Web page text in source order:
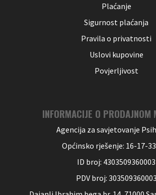
Plaćanje
Sigurnost plaćanja
Pravila o privatnosti
Uslovi kupovine
Povjerljivost
INFORMACIJE O PRODAJNOM
Agencija za savjetovanje
Općinsko rješenje: 16-17-
ID broj: 4303509360003
PDV broj: 303509360003